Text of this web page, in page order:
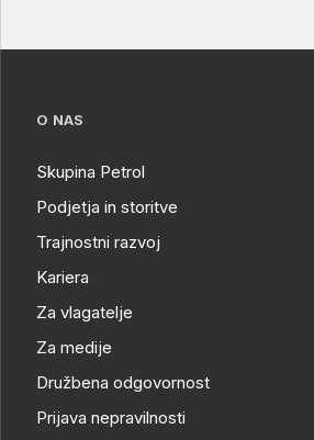
O NAS
Skupina Petrol
Podjetja in storitve
Trajnostni razvoj
Kariera
Za vlagatelje
Za medije
Družbena odgovornost
Prijava nepravilnosti